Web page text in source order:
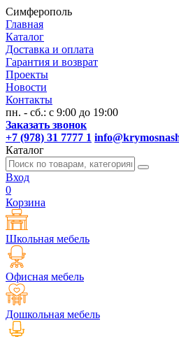
Симферополь
Главная
Каталог
Доставка и оплата
Гарантия и возврат
Проекты
Новости
Контакты
пн. - сб.: с 9:00 до 19:00
Заказать звонок
+7 (978) 31 7777 1
Каталог
Вход
0
Корзина
Школьная мебель
Офисная мебель
Дошкольная мебель